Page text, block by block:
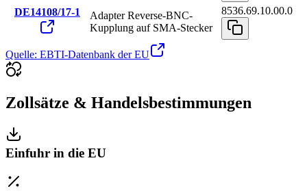
DE14108/17-1
Adapter Reverse-BNC-
Kupplung auf SMA-Stecker
8536.69.10.00.0
Quelle: EBTI-Datenbank der EU
Zollsätze & Handelsbestimmungen
Einfuhr in die EU